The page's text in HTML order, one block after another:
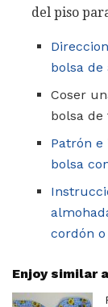
del piso
bolsa de
Coser
bolsa de
Patrón
bolsa
cordón
Enjoy similar